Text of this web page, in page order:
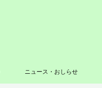
ニュース・おしらせ